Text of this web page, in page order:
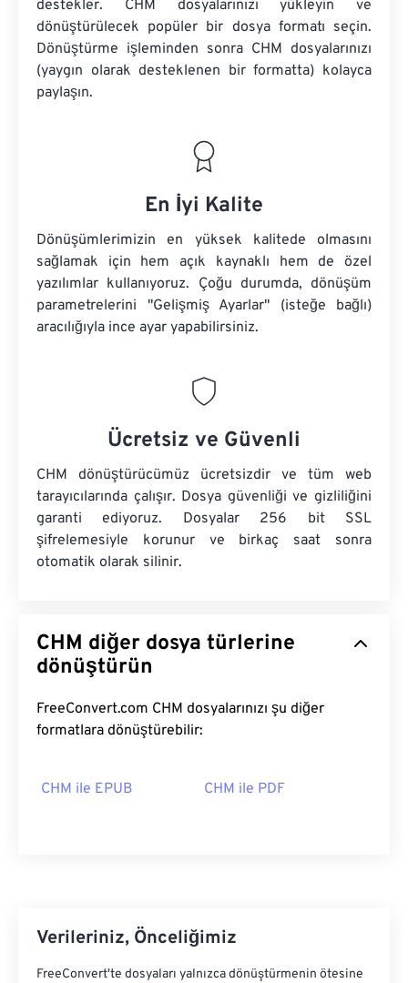
destekler. CHM dosyalarınızı yükleyin ve
dönüştürülecek popüler bir dosya formatı seçin.
Dönüştürme işleminden sonra CHM dosyalarınızı
(yaygın olarak desteklenen bir formatta) kolayca
paylaşın.
En İyi Kalite
Dönüşümlerimizin en yüksek kalitede olmasını
sağlamak için hem açık kaynaklı hem de özel
yazılımlar kullanıyoruz. Çoğu durumda, dönüşüm
parametrelerini "Gelişmiş Ayarlar" (isteğe bağlı)
aracılığıyla ince ayar yapabilirsiniz.
Ücretsiz ve Güvenli
CHM dönüştürücümüz ücretsizdir ve tüm web
tarayıcılarında çalışır. Dosya güvenliği ve gizliliğini
garanti ediyoruz. Dosyalar 256 bit SSL
şifrelemesiyle korunur ve birkaç saat sonra
otomatik olarak silinir.
CHM diğer dosya türlerine
dönüştürün
FreeConvert.com CHM dosyalarınızı şu diğer
formatlara dönüştürebilir:
CHM ile EPUB CHM ile PDF
Verileriniz, Önceliğimiz
FreeConvert'te dosyaları yalnızca dönüştürmenin ötesine